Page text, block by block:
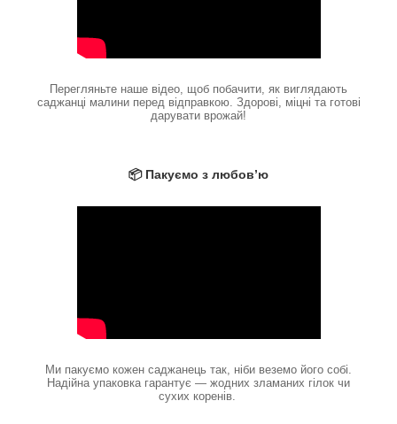
Перегляньте наше відео, щоб побачити, як виглядають
саджанці малини перед відправкою. Здорові, міцні та готові
дарувати врожай!
📦 Пакуємо з любов’ю
Ми пакуємо кожен саджанець так, ніби веземо його собі.
Надійна упаковка гарантує — жодних зламаних гілок чи
сухих коренів.